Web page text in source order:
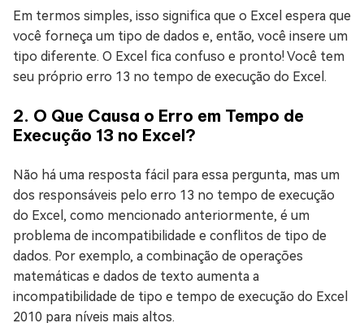
Em termos simples, isso significa que o Excel espera que
você forneça um tipo de dados e, então, você insere um
tipo diferente. O Excel fica confuso e pronto! Você tem
seu próprio erro 13 no tempo de execução do Excel.
2. O Que Causa o Erro em Tempo de
Execução 13 no Excel?
Não há uma resposta fácil para essa pergunta, mas um
dos responsáveis pelo erro 13 no tempo de execução
do Excel, como mencionado anteriormente, é um
problema de incompatibilidade e conflitos de tipo de
dados. Por exemplo, a combinação de operações
matemáticas e dados de texto aumenta a
incompatibilidade de tipo e tempo de execução do Excel
2010 para níveis mais altos.